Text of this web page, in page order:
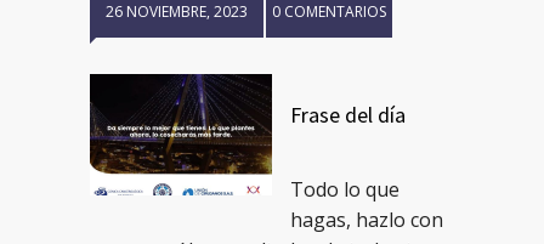
26 NOVIEMBRE, 2023 0 COMENTARIOS
Frase del día
Todo lo que
hagas, hazlo con